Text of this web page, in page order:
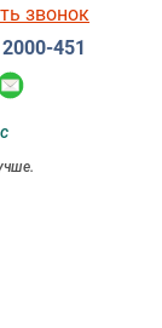
звонок
451